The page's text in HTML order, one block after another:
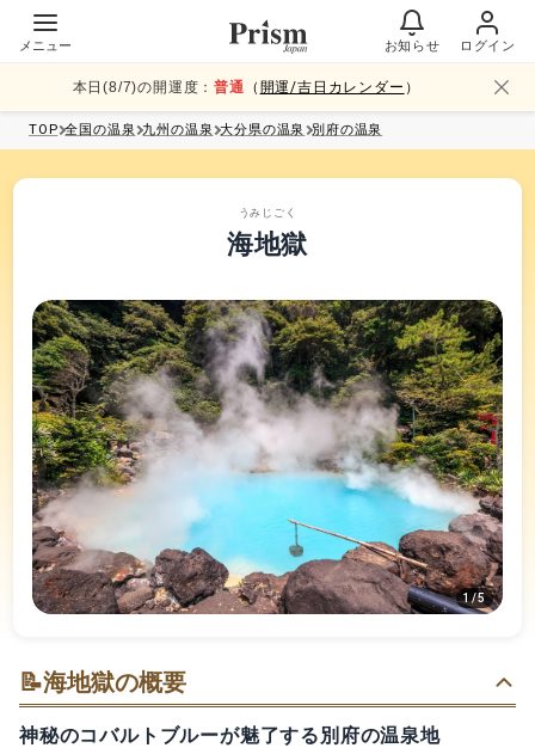
メニュー お知らせ ログイン
本日(8/7)の開運度：普通 （ 開運/吉日カレンダー ）
TOP 全国の温泉 九州の温泉 大分県の温泉 別府の温泉
うみじごく
海地獄
1/5
📝海地獄の概要
神秘のコバルトブルーが魅了する別府の温泉地